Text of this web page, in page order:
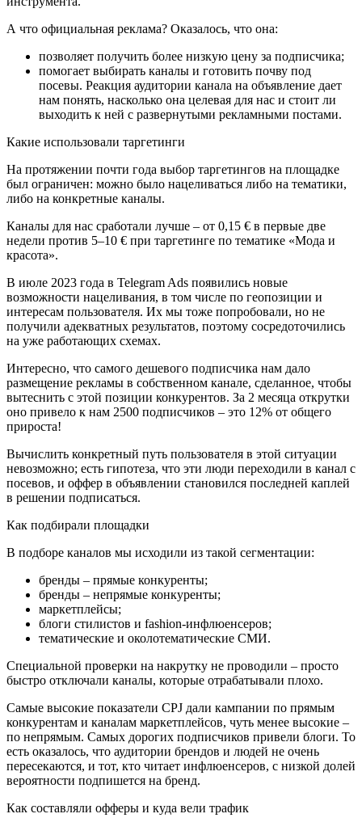
А что официальная реклама? Оказалось, что она:
позволяет получить более низкую цену за подписчика;
помогает выбирать каналы и готовить почву под
посевы. Реакция аудитории канала на объявление дает
нам понять, насколько она целевая для нас и стоит ли
выходить к ней с развернутыми рекламными постами.
Какие использовали таргетинги
На протяжении почти года выбор таргетингов на площадке
был ограничен: можно было нацеливаться либо на тематики,
либо на конкретные каналы.
Каналы для нас сработали лучше – от 0,15 € в первые две
недели против 5–10 € при таргетинге по тематике «Мода и
красота».
В июле 2023 года в Telegram Ads появились новые
возможности нацеливания, в том числе по геопозиции и
интересам пользователя. Их мы тоже попробовали, но не
получили адекватных результатов, поэтому сосредоточились
на уже работающих схемах.
Интересно, что самого дешевого подписчика нам дало
размещение рекламы в собственном канале, сделанное, чтобы
вытеснить с этой позиции конкурентов. За 2 месяца открутки
оно привело к нам 2500 подписчиков – это 12% от общего
прироста!
Вычислить конкретный путь пользователя в этой ситуации
невозможно; есть гипотеза, что эти люди переходили в канал с
посевов, и оффер в объявлении становился последней каплей
в решении подписаться.
Как подбирали площадки
В подборе каналов мы исходили из такой сегментации:
бренды – прямые конкуренты;
бренды – непрямые конкуренты;
маркетплейсы;
блоги стилистов и fashion-инфлюенсеров;
тематические и околотематические СМИ.
Специальной проверки на накрутку не проводили – просто
быстро отключали каналы, которые отрабатывали плохо.
Самые высокие показатели CPJ дали кампании по прямым
конкурентам и каналам маркетплейсов, чуть менее высокие –
по непрямым. Самых дорогих подписчиков привели блоги. То
есть оказалось, что аудитории брендов и людей не очень
пересекаются, и тот, кто читает инфлюенсеров, с низкой долей
вероятности подпишется на бренд.
Как составляли офферы и куда вели трафик